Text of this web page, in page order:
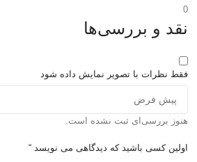
0
نقد و بررسی‌ها
فقط نظرات با تصویر نمایش داده شود
هنوز بررسی‌ای ثبت نشده است.
اولین کسی باشید که دیدگاهی می نویسد “